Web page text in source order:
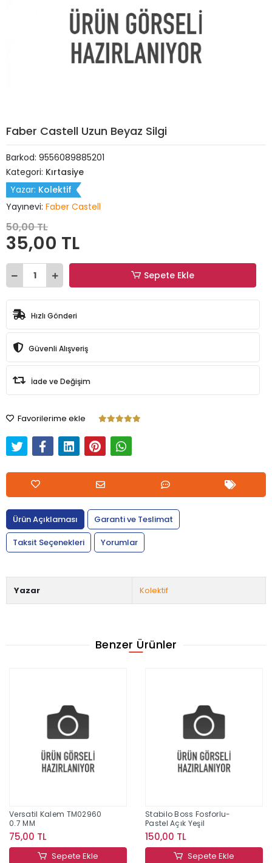
Faber Castell Uzun Beyaz Silgi
Barkod: 9556089885201
Kategori: Kırtasiye
Yazar: Kolektif
Yayınevi: Faber Castell
50,00 TL
35,00 TL
Sepete Ekle
Hızlı Gönderi
Güvenli Alışveriş
İade ve Değişim
Favorilerime ekle
Ürün Açıklaması
Garanti ve Teslimat
Taksit Seçenekleri
Yorumlar
Yazar Kolektif
Benzer Ürünler
Versatil Kalem TM02960
0.7 MM
75,00 TL
Sepete Ekle
Stabilo Boss Fosforlu-
Pastel Açık Yeşil
150,00 TL
Sepete Ekle